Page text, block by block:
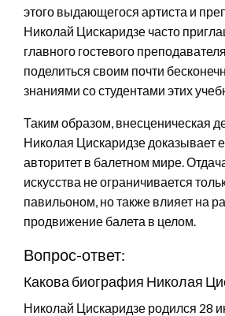
этого выдающегося артиста и
Николай Цискаридзе часто
главного гостевого
поделиться своим почти
знаниями со студентами этих
Таким образом, внесценическая
Николая Цискаридзе доказывает
авторитет в балетном мире.
искусства не ограничивается
павильоном, но также влияет на
продвижение балета в целом.
Вопрос-ответ:
Какова биография Николая
Николай Цискаридзе родился 28